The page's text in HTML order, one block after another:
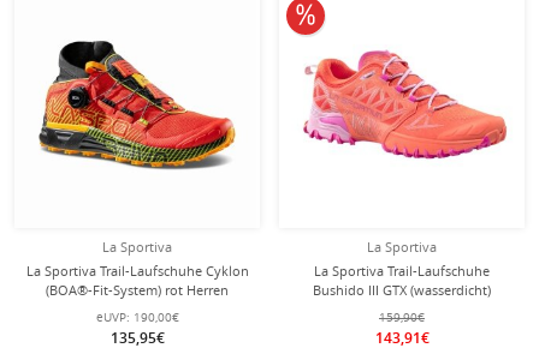
La Sportiva
La Sportiva Trail-Laufschuhe Cyklon
(BOA®-Fit-System) rot Herren
eUVP: 190,00€
135,95€
La Sportiva
La Sportiva Trail-Laufschuhe
Bushido III GTX (wasserdicht)
orange/rosa/violett Damen
159,90€
143,91€
10% reduziert